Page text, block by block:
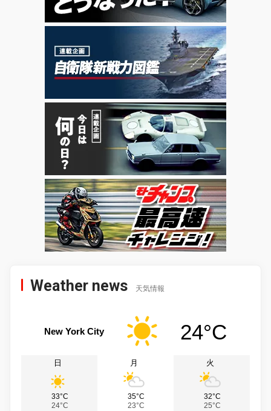
Weather news 天気情報
New York City 24°C
日
33°C
24°C
月
35°C
23°C
火
32°C
25°C